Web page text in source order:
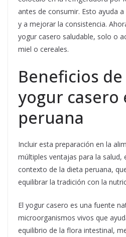
antes de consumir. Esto ayuda
y a mejorar la consistencia.
yogur casero saludable, solo o
miel o cereales.
Beneficios
yogur casero
peruana
Incluir esta preparación en la
múltiples ventajas para la salud,
contexto de la dieta peruana,
equilibrar la tradición con la
El yogur casero es una fuente
microorganismos vivos que
equilibrio de la flora intestinal,